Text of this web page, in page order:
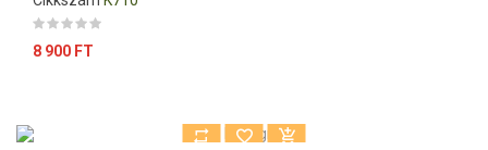
Ár
8 900 FT